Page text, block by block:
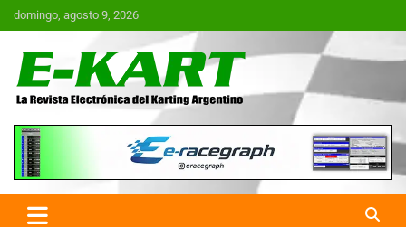
Saltar
al
domingo, agosto 9, 2026
E-Kart.com.ar | La Revista
Electrónica del Karting en
Argentina